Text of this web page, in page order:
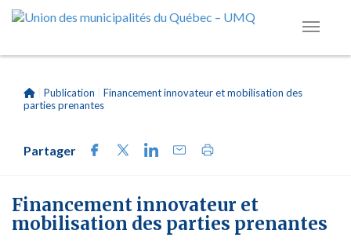
Publication
Financement innovateur et mobilisation des
parties prenantes
Partager
Financement innovateur et
mobilisation des parties prenantes